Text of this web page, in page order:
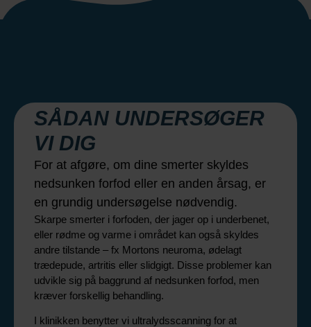
SÅDAN UNDERSØGER
VI DIG
For at afgøre, om dine smerter skyldes
nedsunken forfod eller en anden årsag, er
en grundig undersøgelse nødvendig.
Skarpe smerter i forfoden, der jager op i underbenet,
eller rødme og varme i området kan også skyldes
andre tilstande – fx Mortons neuroma, ødelagt
trædepude, artritis eller slidgigt. Disse problemer kan
udvikle sig på baggrund af nedsunken forfod, men
kræver forskellig behandling.
I klinikken benytter vi ultralydsscanning for at